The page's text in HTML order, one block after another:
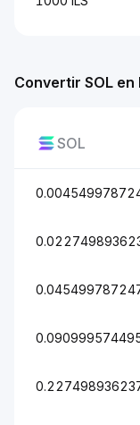
Convertir SOL en
SOL